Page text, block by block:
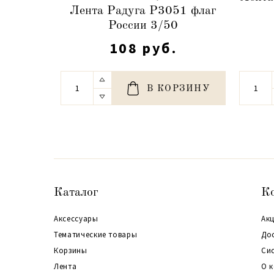
Лента Радуга Р3051 флаг
России 3/50
108 руб.
В КОРЗИНУ
Каталог
Аксессуары
Тематические товары
Корзины
Лента
О